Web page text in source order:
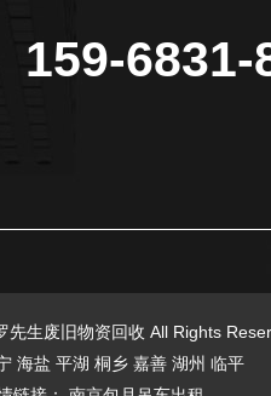
159-6831-
先生废旧物资回收 All Rights
海盐 平湖 桐乡 嘉善 湖州 临平